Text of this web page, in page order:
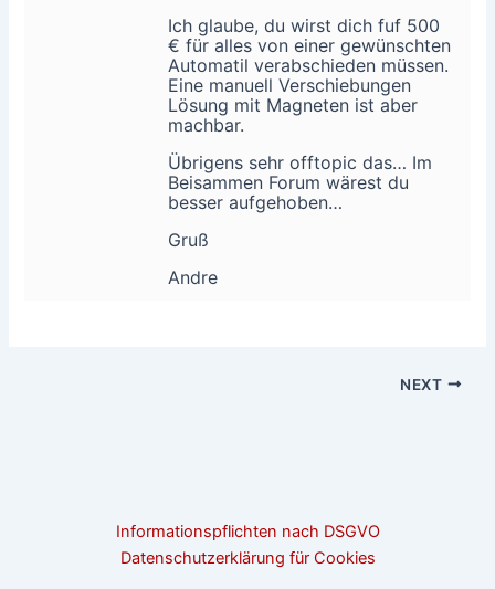
Ich glaube, du wirst dich fuf 500
€ für alles von einer gewünschten
Automatil verabschieden müssen.
Eine manuell Verschiebungen
Lösung mit Magneten ist aber
machbar.
Übrigens sehr offtopic das… Im
Beisammen Forum wärest du
besser aufgehoben…
Gruß
Andre
NEXT
Informationspflichten nach DSGVO
Datenschutzerklärung für Cookies